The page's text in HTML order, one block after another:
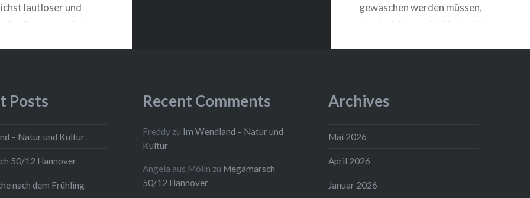
lautloser und
Bewegung in der
WEITERLESEN
gewaschen werden müssen,
tauche ich komplett in den Fluss
zugetraut hätte….
Posts
– Natur und Kultur
50/12 Hannover
nach dem Frühling
Recent Comments
Freddy zu Im Wendland – Natur und
Kultur
Angela aus Mölln zu Megamarsch
50/12 Hannover
Archives
Mai 2026
April 2026
Januar 2026